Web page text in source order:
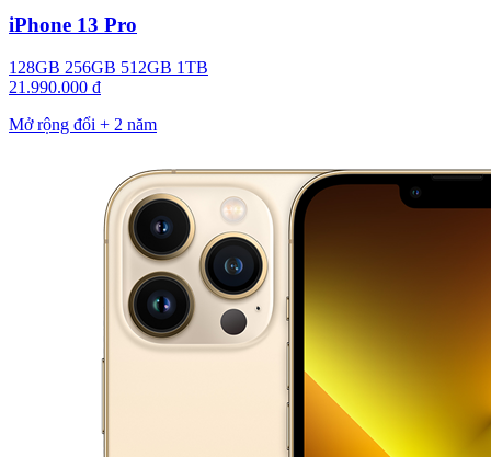
iPhone 13 Pro
128GB 256GB 512GB 1TB
21.990.000 đ
Mở rộng đổi + 2 năm